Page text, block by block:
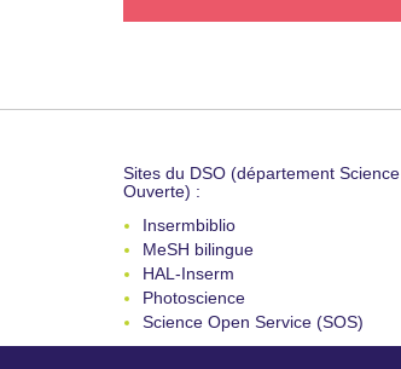
Sites du DSO (département Science
Ouverte) :
Insermbiblio
MeSH bilingue
HAL-Inserm
Photoscience
Science Open Service (SOS)